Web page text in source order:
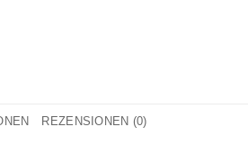
REZENSIONEN (0)